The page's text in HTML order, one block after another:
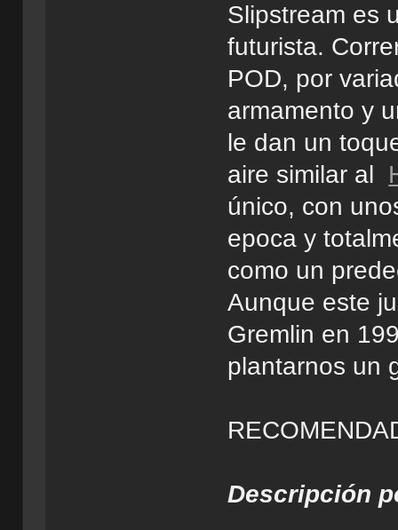
Slipstream es
futurista.
POD, por
armamento y
le dan un
aire similar al
único, con
epoca y
como un
Aunque este
Gremlin en
plantarnos un
Descripción